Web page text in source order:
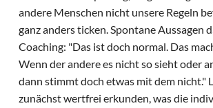
andere Menschen nicht unsere Regeln
ganz anders ticken. Spontane Aussagen
Coaching: "Das ist doch normal. Das
Wenn der andere es nicht so sieht oder
dann stimmt doch etwas mit dem nicht."
zunächst wertfrei erkunden, was die